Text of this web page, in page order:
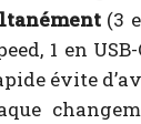
(3
1 en
évite